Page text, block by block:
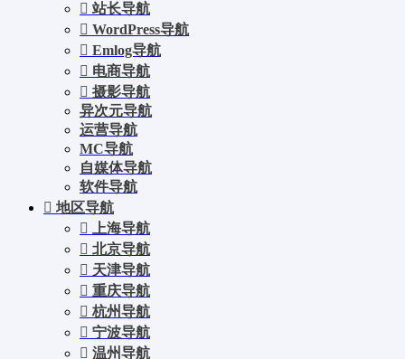
站长导航
WordPress导航
Emlog导航
电商导航
摄影导航
异次元导航
运营导航
MC导航
自媒体导航
软件导航
地区导航
上海导航
北京导航
天津导航
重庆导航
杭州导航
宁波导航
温州导航